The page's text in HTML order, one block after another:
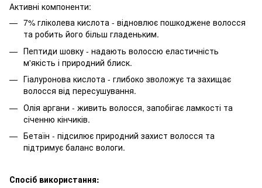
Активні компоненти:
7% гліколева кислота - відновлює пошкоджене волосся
та робить його більш гладеньким.
Пептиди шовку - надають волоссю еластичність
м'якість і природний блиск.
Гіалуронова кислота - глибоко зволожує та захищає
волосся від пересушування.
Олія аргани - живить волосся, запобігає ламкості та
січенню кінчиків.
Бетаїн - підсилює природний захист волосся та
підтримує баланс вологи.
Спосіб використання: